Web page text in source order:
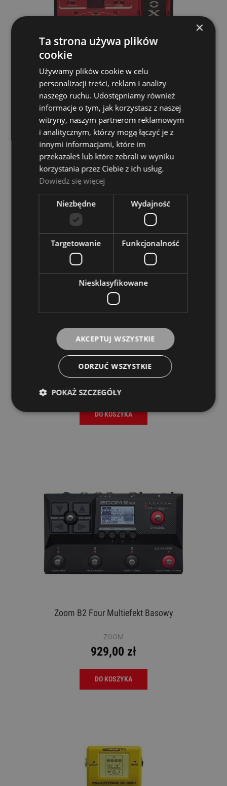
Multiefekt Gitarowy - Vox Stomplab 2B SL2B
VOX
399,00 zł
DO KOSZYKA
Singular Sound Midi Maestro Gold Edition
Foot Controller
1 219,00 zł
DO KOSZYKA
Zoom B2 Four Multiefekt Basowy
ZOOM
929,00 zł
DO KOSZYKA
×
Ta strona używa plików
cookie
Używamy plików cookie w celu
personalizacji treści, reklam i analizy
naszego ruchu. Udostępniamy również
informacje o tym, jak korzystasz z naszej
witryny, naszym partnerom reklamowym
i analitycznym, którzy mogą łączyć je z
innymi informacjami, które im
przekazałeś lub które zebrali w wyniku
korzystania przez Ciebie z ich usług.
Dowiedz się więcej
Niezbędne Wydajność
Targetowanie Funkcjonalność
Niesklasyfikowane
AKCEPTUJ WSZYSTKIE
ODRZUĆ WSZYSTKIE
POKAŻ SZCZEGÓŁY